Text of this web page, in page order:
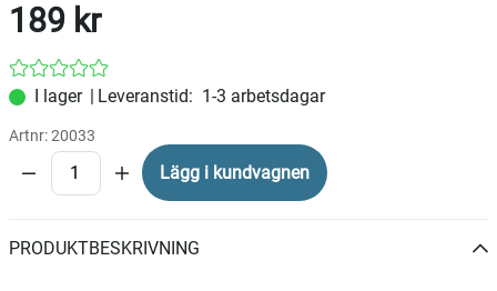
189 kr
| Leveranstid: 1-3 arbetsdagar
Artnr:20033
Lägg i kundvagnen
PRODUKTBESKRIVNING